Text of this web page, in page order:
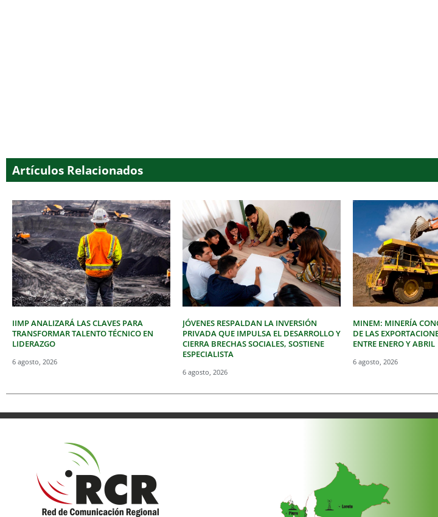
Artículos Relacionados
IIMP ANALIZARÁ LAS CLAVES PARA
TRANSFORMAR TALENTO TÉCNICO EN
LIDERAZGO
6 agosto, 2026
JÓVENES RESPALDAN LA INVERSIÓN
PRIVADA QUE IMPULSA EL DESARROLLO Y
CIERRA BRECHAS SOCIALES, SOSTIENE
ESPECIALISTA
6 agosto, 2026
MINEM: MINERÍA
DE LAS
ENTRE ENERO Y ABRIL
6 agosto, 2026